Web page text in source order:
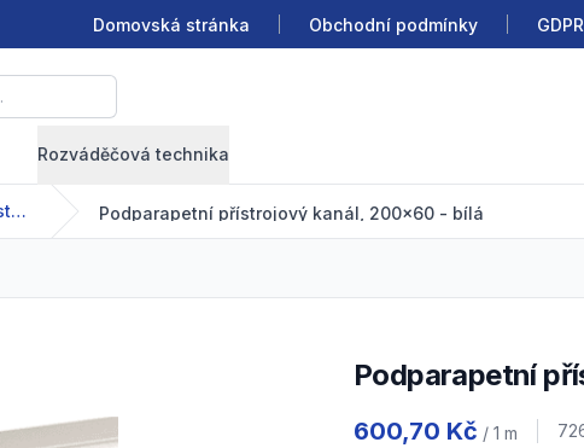
Domovská stránka Obchodní podmínky GDPR
Rozváděčová technika
Kanály a lišty plastové Podparapetní přístrojový kanál, 200x60 - bílá
Podparapetní
600,70 Kč / 1 m